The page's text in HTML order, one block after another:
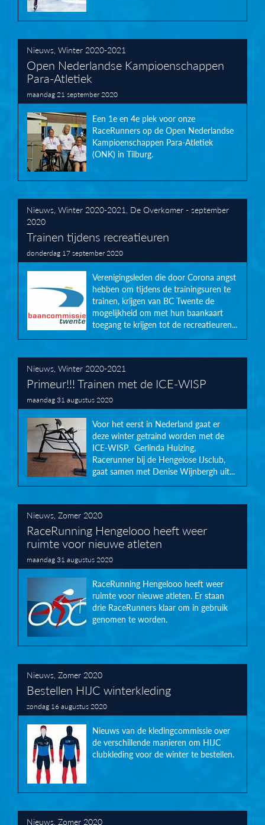
Nieuws Winter 2020-2021
Open Nederlandse Kampioenschappen
Para-Atletiek
maandag 21 september 2020
Een 1e en 4e plek voor onze
RaceRunners op de Open Nederlandse
Kampioenschappen Para-Atletiek
(ONK) in Tilburg.
Nieuws Winter 2020-2021 De Overkomer - september
2020
Trainen tijdens recreatieuren
donderdag 17 september 2020
Verenigingsleden die door Corona angst
hebben om tijdens de trainingsuren te
trainen, krijgen van BC Twente de
mogelijkheid om met hun baankaart
toegang te krijgen tot de recreatieuren...
Nieuws Winter 2020-2021
Primeur!!! Trainen met de ICE-WISP
maandag 31 augustus 2020
Voor het eerst in Nederland gaat er
deze winter getraind worden met de
ICE-WISP. Gerlinda Huizing,
Racerunner bij de Hengelose IJsclub,
gaat samen met Denise Wijnbergh uit...
Nieuws Zomer 2020
RaceRunning Hengelooo heeft weer
ruimte voor nieuwe atleten
maandag 31 augustus 2020
RaceRunning Hengelooo heeft weer
ruimte voor nieuwe atleten. Er staan
drie RaceRunners klaar om in gebruik
genomen te worden.
Nieuws Zomer 2020
Bestellen HIJC winterkleding
zondag 16 augustus 2020
Nieuws van de kledingcommissie over
de verschillende manieren om HIJC
clubkleding voor de winter te bestellen.
Nieuws Zomer 2020